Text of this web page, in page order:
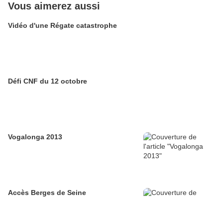
Vous aimerez aussi
Vidéo d'une Régate catastrophe
Défi CNF du 12 octobre
Vogalonga 2013
Accès Berges de Seine